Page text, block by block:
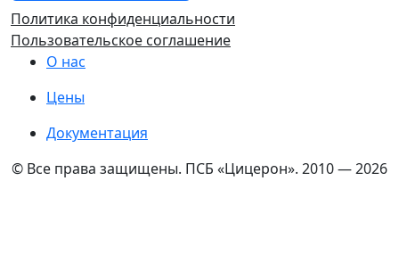
Политика конфиденциальности
Пользовательское соглашение
О нас
Цены
Документация
© Все права защищены. ПСБ «Цицерон». 2010 —2026